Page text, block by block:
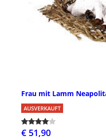
Frau mit Lamm
AUSVERKAUFT
€ 51,90